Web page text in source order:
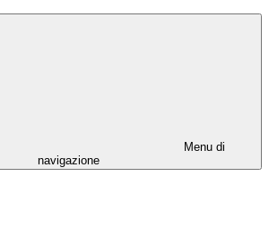
Menu di
navigazione